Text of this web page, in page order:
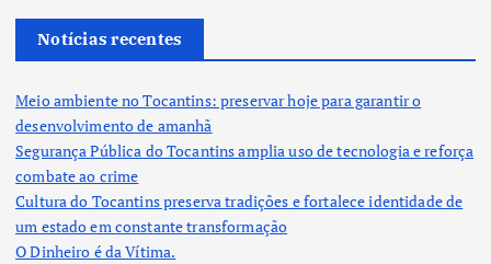
Notícias recentes
Meio ambiente no Tocantins: preservar hoje para garantir o
desenvolvimento de amanhã
Segurança Pública do Tocantins amplia uso de tecnologia e reforça
combate ao crime
Cultura do Tocantins preserva tradições e fortalece identidade de
um estado em constante transformação
O Dinheiro é da Vítima.